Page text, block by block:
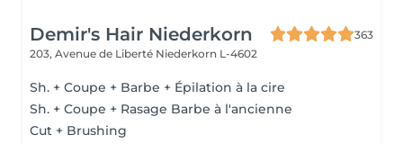
Demir's Hair Niederkorn
363
203, Avenue de Liberté Niederkorn L-4602
Sh. + Coupe + Barbe + Épilation à la cire
Sh. + Coupe + Rasage Barbe à l'ancienne
Cut + Brushing